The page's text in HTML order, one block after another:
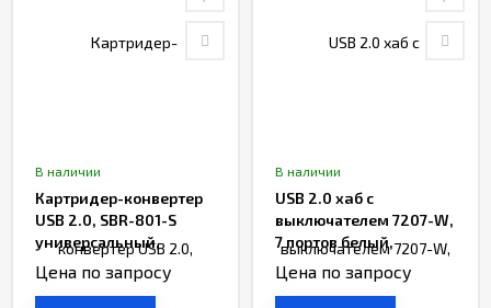
В наличии
Картридер-конвертер
USB 2.0, SBR-801-S
универсальный,
Smartbuy
Цена по запросу
В наличии
USB 2.0 хaб с
выключателем 7207-W,
7 портов белый,
Smartbuy
Цена по запросу